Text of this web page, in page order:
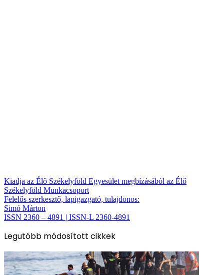
Kiadja az Élő Székelyföld Egyesület megbízásából az Élő
Székelyföld Munkacsoport
Felelős szerkesztő, lapigazgató, tulajdonos:
Simó Márton
ISSN 2360 – 4891 | ISSN-L 2360-4891
Legutóbb módosított cikkek